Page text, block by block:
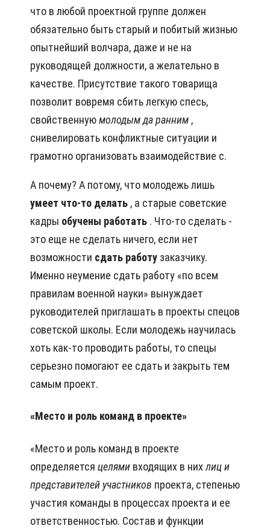
что в любой проектной группе должен
обязательно быть старый и побитый жизнью
опытнейший волчара, даже и не на
руководящей должности, а желательно в
качестве. Присутствие такого товарища
позволит вовремя сбить легкую спесь,
свойственнуюмолодымда ранним ,
снивелировать конфликтные ситуации и
грамотно организовать взаимодействие с.
А почему? А потому, что молодежь лишь
умеет что-то делать , а старые советские
кадры обучены работать . Что-то сделать -
это еще не сделать ничего, если нет
возможности сдать работу заказчику.
Именно неумение сдать работу «по всем
правилам военной науки» вынуждает
руководителей приглашать в проекты спецов
советской школы. Если молодежь научилась
хоть как-то проводить работы, то спецы
серьезно помогают ее сдать и закрыть тем
самым проект.
«Место и роль команд в проекте»
«Место и роль команд в проекте
определяется целями входящих в нихлици
представителей участников проекта, степенью
участия команды в процессах проекта и ее
ответственностью. Состав и функции